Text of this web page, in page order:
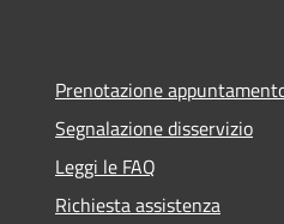
Prenotazione
Segnalazione disservizio
Leggi le FAQ
Richiesta assistenza